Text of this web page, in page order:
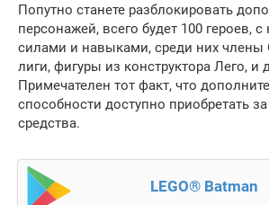
Попутно станете разблокировать
персонажей, всего будет 100 героев,
силами и навыками, среди них члены
лиги, фигуры из конструктора Лего, и
Примечателен тот факт, что
способности доступно приобретать
средства.
LEGO® Batman